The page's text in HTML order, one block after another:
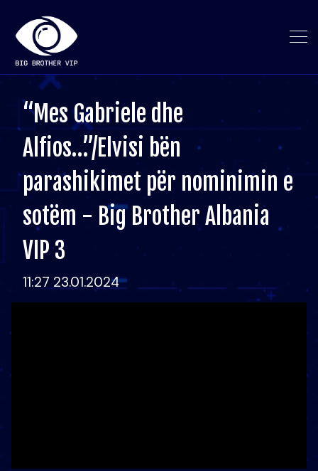
“Mes Gabriele dhe
Alfios…”/Elvisi bën
parashikimet për nominimin e
sotëm - Big Brother Albania
VIP 3
11:27 23.01.2024